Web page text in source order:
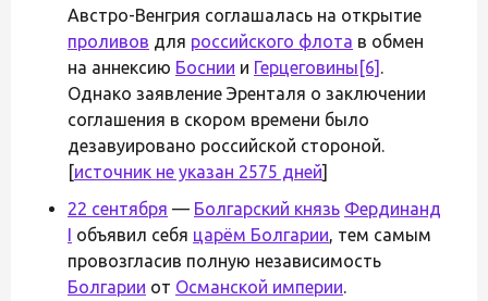
Австро-Венгрия соглашалась на открытие
проливов для российского флота в обмен
на аннексию Боснии и Герцеговины [6] .
Однако заявление Эренталя о заключении
соглашения в скором времени было
дезавуировано российской стороной.
[источник не указан 2575 дней]
22 сентября — Болгарский князь Фердинанд
I объявил себя царём Болгарии, тем самым
провозгласив полную независимость
Болгарии от Османской империи.